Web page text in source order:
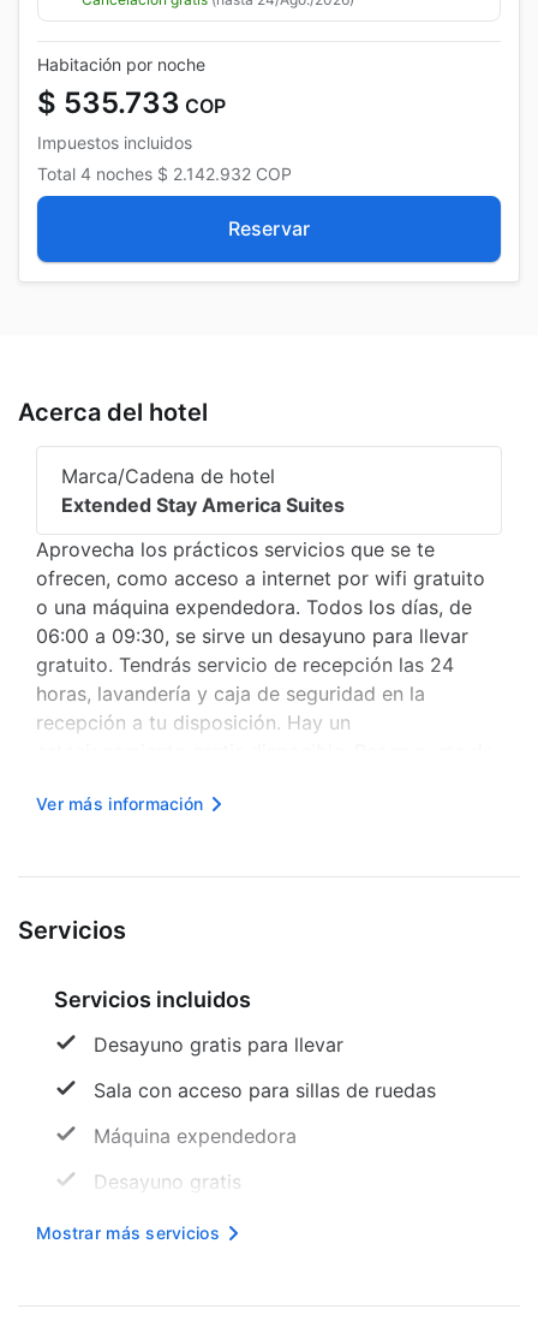
Habitación por noche
$ 535.733 COP
Impuestos incluidos
Total 4 noches $ 2.142.932 COP
Reservar
Acerca del hotel
Marca/Cadena de hotel
Extended Stay America Suites
Aprovecha los prácticos servicios que se te
ofrecen, como acceso a internet por wifi gratuito
o una máquina expendedora. Todos los días, de
06:00 a 09:30, se sirve un desayuno para llevar
gratuito. Tendrás servicio de recepción las 24
horas, lavandería y caja de seguridad en la
recepción a tu disposición. Hay un
placa de cocina, y disfruta de una estadía
Ver más información
Servicios
Servicios incluidos
Desayuno gratis para llevar
Sala con acceso para sillas de ruedas
Máquina expendedora
Desayuno gratis
Recepción 24 horas
ruedas
Mostrar más servicios